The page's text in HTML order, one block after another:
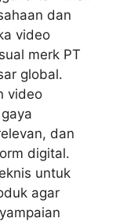
dan
video
merk PT
global.
video
dan
digital.
untuk
agar